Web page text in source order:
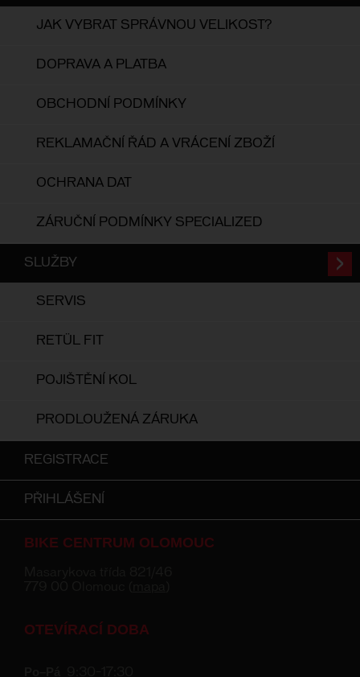
JAK VYBRAT SPRÁVNOU VELIKOST?
DOPRAVA A PLATBA
OBCHODNÍ PODMÍNKY
REKLAMAČNÍ ŘÁD A VRÁCENÍ ZBOŽÍ
OCHRANA DAT
ZÁRUČNÍ PODMÍNKY SPECIALIZED
SLUŽBY
SERVIS
RETÜL FIT
POJIŠTĚNÍ KOL
PRODLOUŽENÁ ZÁRUKA
REGISTRACE
PŘIHLÁŠENÍ
BIKE CENTRUM OLOMOUC
OTEVÍRACÍ DOBA